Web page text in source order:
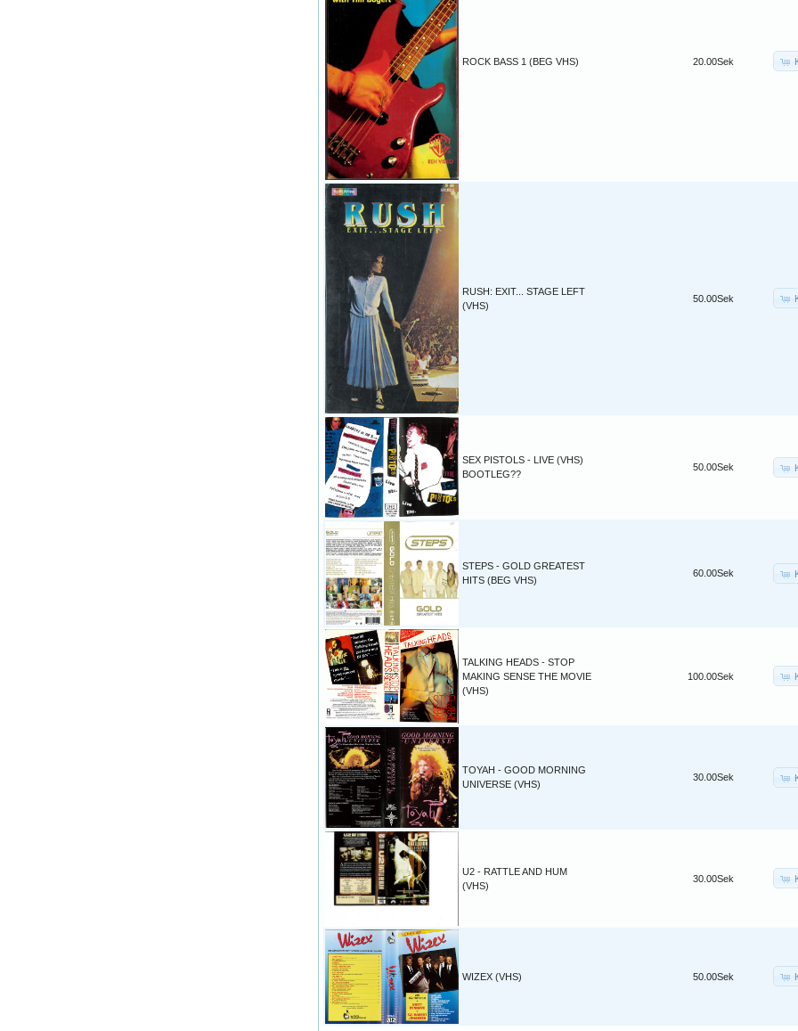
ROCK BASS 1 (BEG VHS) 20.00Sek
RUSH: EXIT... STAGE LEFT
(VHS)
50.00Sek
SEX PISTOLS - LIVE (VHS)
BOOTLEG??
50.00Sek
STEPS - GOLD GREATEST
HITS (BEG VHS)
60.00Sek
TALKING HEADS - STOP
MAKING SENSE THE MOVIE
(VHS)
100.00Sek
TOYAH - GOOD MORNING
UNIVERSE (VHS)
30.00Sek
U2 - RATTLE AND HUM
(VHS)
30.00Sek
WIZEX (VHS) 50.00Sek